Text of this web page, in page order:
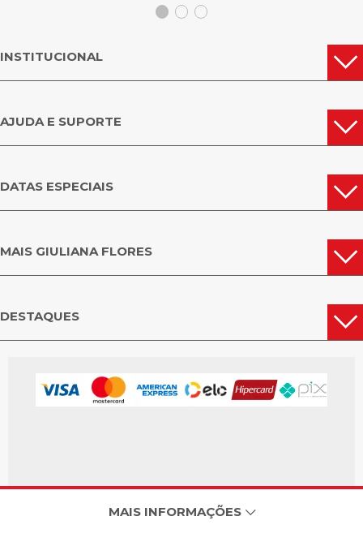
INSTITUCIONAL
AJUDA E SUPORTE
DATAS ESPECIAIS
MAIS GIULIANA FLORES
DESTAQUES
MAIS INFORMAÇÕES